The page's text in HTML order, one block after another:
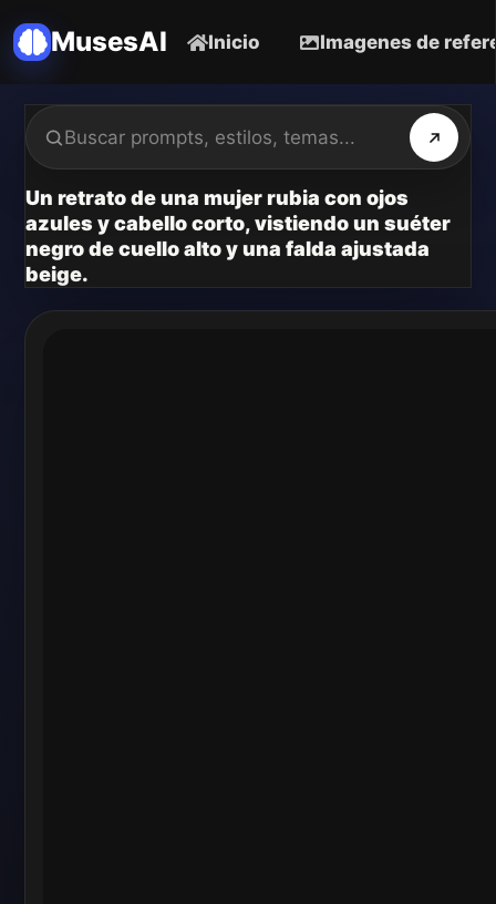
MusesAI Inicio Imagenes de
Un retrato de una mujer rubia con ojos
azules y cabello corto, vistiendo un suéter
negro de cuello alto y una falda ajustada
beige.